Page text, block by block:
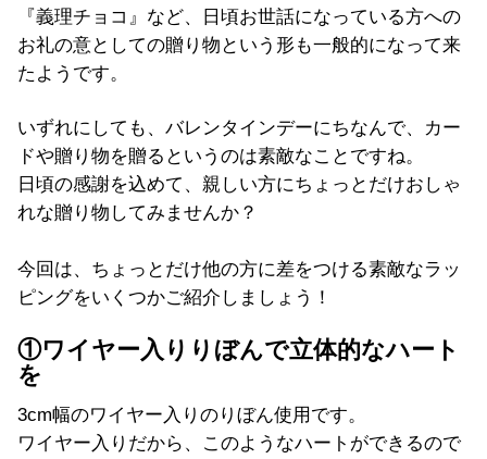
『義理チョコ』など、日頃お世話になっている方への
お礼の意としての贈り物という形も一般的になって来
たようです。
いずれにしても、バレンタインデーにちなんで、カー
ドや贈り物を贈るというのは素敵なことですね。
日頃の感謝を込めて、親しい方にちょっとだけおしゃ
れな贈り物してみませんか？
今回は、ちょっとだけ他の方に差をつける素敵なラッ
ピングをいくつかご紹介しましょう！
①ワイヤー入りりぼんで立体的なハート
を
3cm幅のワイヤー入りのりぼん使用です。
ワイヤー入りだから、このようなハートができるので